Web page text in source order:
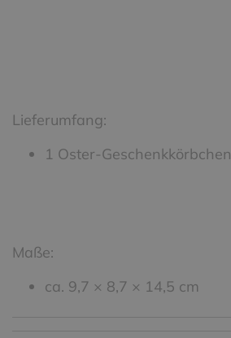
Lieferumfang:
1 Oster-Geschenkkörbchen
Maße:
ca. 9,7 × 8,7 × 14,5 cm